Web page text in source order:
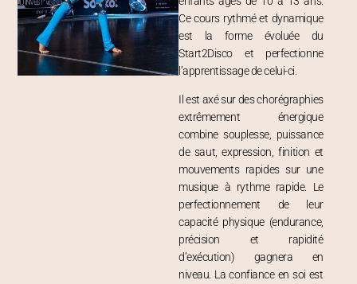
Ce cours rythmé et dynamique
est la forme évoluée du
Start2Disco et perfectionne
l’apprentissage de celui-ci.
Il est axé sur des chorégraphies
extrêmement énergique
combine souplesse, puissance
de saut, expression, finition et
mouvements rapides sur une
musique à rythme rapide. Le
perfectionnement de leur
capacité physique (endurance,
précision et rapidité
d’exécution) gagnera en
niveau. La confiance en soi est